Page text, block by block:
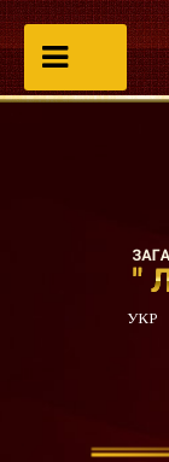
УКР